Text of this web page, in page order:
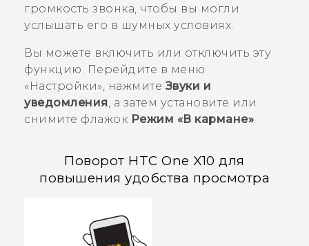
громкость звонка, чтобы вы могли
услышать его в шумных условиях.
Вы можете включить или отключить эту
функцию. Перейдите в меню
«Настройки», нажмитеЗвуки и
уведомления, а затем установите или
снимите флажок Режим «В кармане».
Поворот HTC One X10 для
повышения удобства просмотра